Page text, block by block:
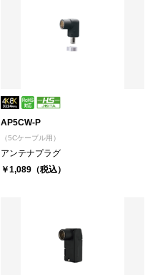
AP5CW-P
（5Cケーブル用）
アンテナプラグ
￥1,089（税込）